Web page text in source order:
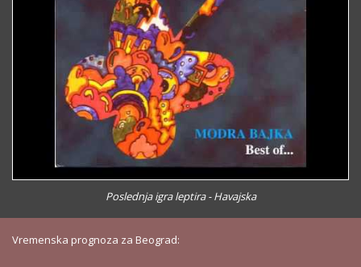
Poslednja igra leptira - Havajska
Vremenska prognoza za Beograd: